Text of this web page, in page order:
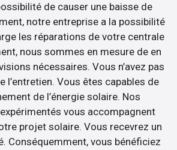
de causer une baisse de
notre entreprise a la possibilité
les réparations de votre centrale
nous sommes en mesure de en
nécessaires. Vous n’avez pas
l’entretien. Vous êtes capables de
de l’énergie solaire. Nos
vous accompagnent
projet solaire. Vous recevrez un
Conséquemment, vous bénéficiez